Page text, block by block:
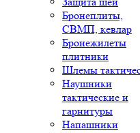
Бронеплиты,
СВМП, кевлар
Бронежилеты
плитники
Шлемы
Наушники
тактические и
гарнитуры
Напашники